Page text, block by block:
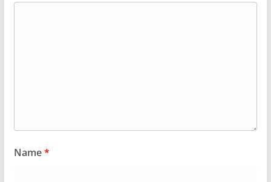
Name*